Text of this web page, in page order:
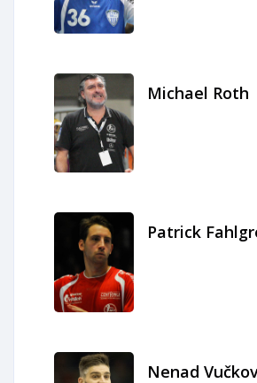
Michael Roth
Patrick
Nenad